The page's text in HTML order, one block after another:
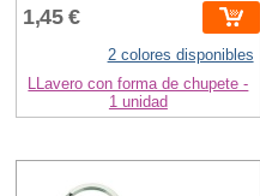
1,45 €
2 colores disponibles
LLavero con forma de chupete -
1 unidad